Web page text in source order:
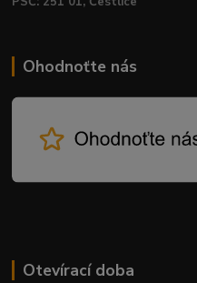
Ohodnoťte nás
Otevírací doba